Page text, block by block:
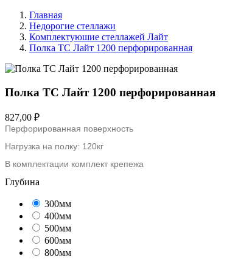
Главная
Недорогие стеллажи
Комплектуюшие стеллажей Лайт
Полка ТС Лайт 1200 перфорированная
Полка ТС Лайт 1200 перфорированная
827,00 ₽
Перфорированная поверхность
Нагрузка на полку: 120кг
В комплектации комплект крепежа
Глубина
300мм
400мм
500мм
600мм
800мм